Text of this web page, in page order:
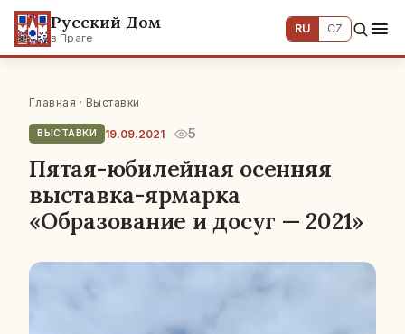
Русский Дом
в Праге
RU CZ
Главная · Выставки
ВЫСТАВКИ 19.09.2021 5
Пятая-юбилейная осенняя
выставка-ярмарка
«Образование и досуг — 2021»